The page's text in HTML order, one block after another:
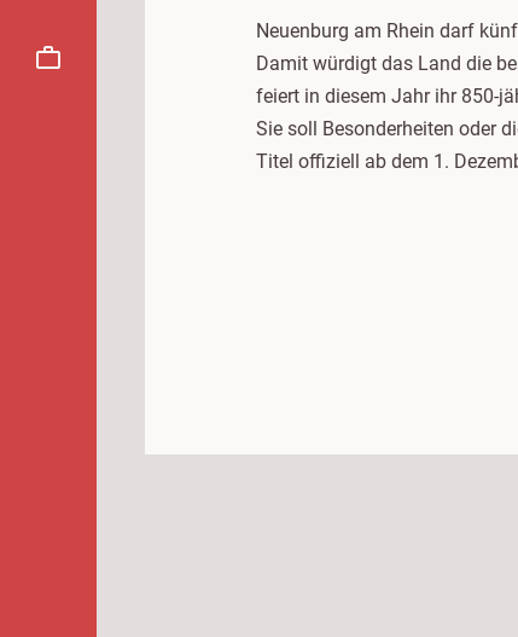
Neuenburg am Rhein darf
Damit würdigt das Land die
feiert in diesem Jahr ihr 850-
Sie soll Besonderheiten oder
Titel offiziell ab dem 1.